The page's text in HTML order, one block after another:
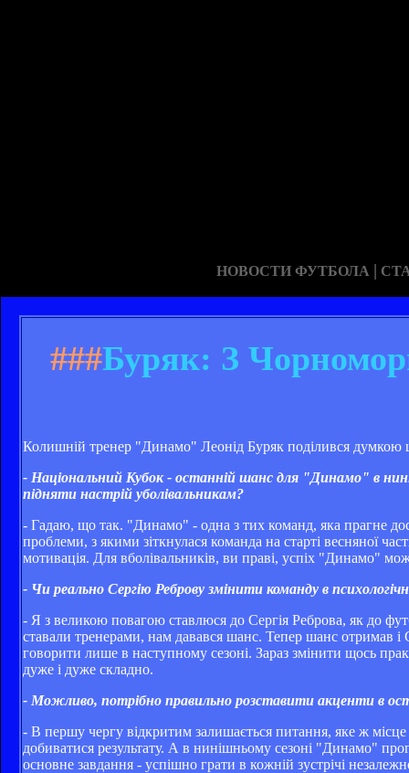
НОВОСТИ ФУТБОЛА |
###Буряк: З
Колишній тренер "Динамо" Леонід Буряк поділився думкою
- Національний Кубок - останній шанс для "Динамо" в
підняти настрій уболівальникам?
- Гадаю, що так. "Динамо" - одна з тих команд, яка прагне
проблеми, з якими зіткнулася команда на старті весняної
мотивація. Для вболівальників, ви праві, успіх "Динамо"
- Чи реально Сергію Реброву змінити команду в
- Я з великою повагою ставлюся до Сергія Реброва, як до
ставали тренерами, нам давався шанс. Тепер шанс отримав
говорити лише в наступному сезоні. Зараз змінити щось
дуже і дуже складно.
- Можливо, потрібно правильно розставити акценти в
- В першу чергу відкритим залишається питання, яке ж
добиватися результату. А в нинішньому сезоні "Динамо"
основне завдання - успішно грати в кожній зустрічі